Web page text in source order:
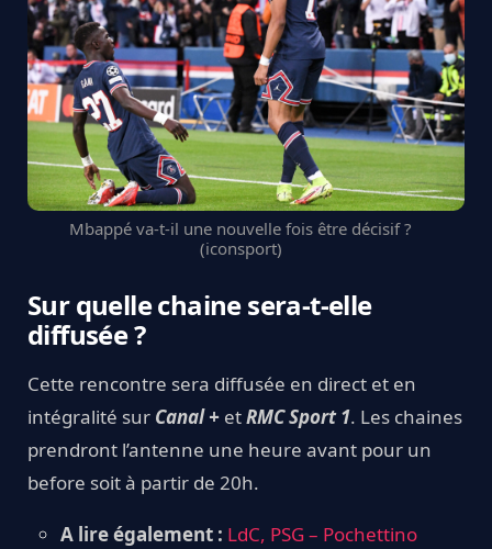
Mbappé va-t-il une nouvelle fois être décisif ?
(iconsport)
Sur quelle chaine sera-t-elle
diffusée ?
Cette rencontre sera diffusée en direct et en
intégralité sur Canal + etRMC Sport 1. Les chaines
prendront l’antenne une heure avant pour un
before soit à partir de 20h.
A lire également : LdC, PSG – Pochettino